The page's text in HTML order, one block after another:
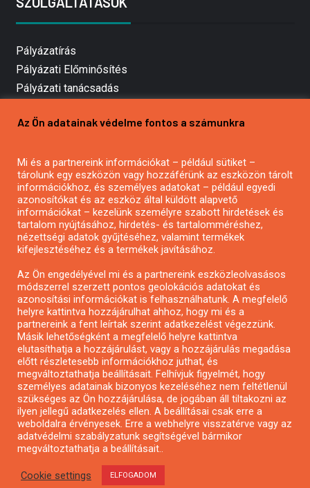
Pályázatírás
Pályázati Előminősítés
Pályázati tanácsadás
Mezőgazdasági pályázatírás
Pályázatírás civil szervezeteknek
Pályázatírás önkormányzatoknak
Pályázatfigyelés
Specifikus pályázatfigyelés vagy hírlevél
Pályázatok magánszemélyeknek
Pályázatok civil szervezeteknek
Pályázatok vállalkozásoknak
Önkormányzati pályázatok
Mezőgazdasági pályázatok
Falusi turizmus pályázatok
Napelem pályázatok
GINOP pályázatok
Az Ön adatainak védelme fontos a számunkra
Mi és a partnereink információkat – például sütiket –
tárolunk egy eszközön vagy hozzáférünk az eszközön tárolt
információkhoz, és személyes adatokat – például egyedi
azonosítókat és az eszköz által küldött alapvető
információkat – kezelünk személyre szabott hirdetések és
tartalom nyújtásához, hirdetés- és tartalomméréshez,
nézettségi adatok gyűjtéséhez, valamint termékek
kifejlesztéséhez és a termékek javításához.
Az Ön engedélyével mi és a partnereink eszközleolvasásos
módszerrel szerzett pontos geolokációs adatokat és
azonosítási információkat is felhasználhatunk. A megfelelő
helyre kattintva hozzájárulhat ahhoz, hogy mi és a
partnereink a fent leírtak szerint adatkezelést végezzünk.
Másik lehetőségként a megfelelő helyre kattintva
elutasíthatja a hozzájárulást, vagy a hozzájárulás megadása
előtt részletesebb információkhoz juthat, és
megváltoztathatja beállításait. Felhívjuk figyelmét, hogy
személyes adatainak bizonyos kezeléséhez nem feltétlenül
szükséges az Ön hozzájárulása, de jogában áll tiltakozni az
ilyen jellegű adatkezelés ellen. A beállításai csak erre a
weboldalra érvényesek. Erre a webhelyre visszatérve vagy az
adatvédelmi szabályzatunk segítségével bármikor
megváltoztathatja a beállításait..
Cookie settings ELFOGADOM